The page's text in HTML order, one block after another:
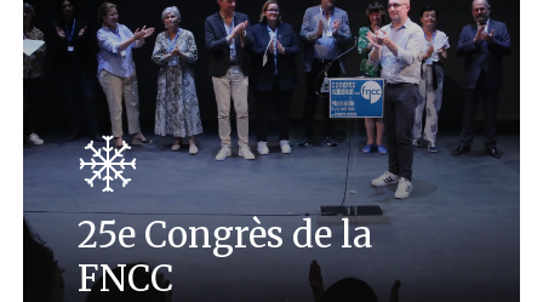
25e Congrès de la
FNCC